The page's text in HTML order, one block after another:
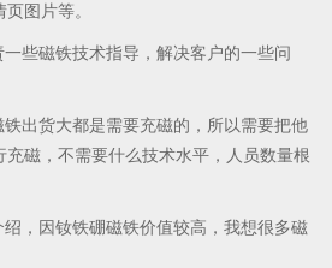
图片等。
些磁铁技术指导，解决客户的一些问
出货大都是需要充磁的，所以需要把他
磁，不需要什么技术水平，人员数量根
，因钕铁硼磁铁价值较高，我想很多磁